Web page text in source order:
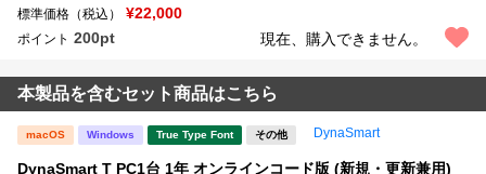
標準価格（税込） ¥22,000
ポイント 200pt 現在、購入できません。
本製品を含むセット商品はこちら
macOS Windows True Type Font その他 DynaSmart
DynaSmart T PC1台 1年 オンラインコード版 (新規・更新兼用)